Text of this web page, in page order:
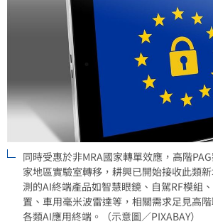
同時受惠於非MRA國家轉單效應，高階
家地區實驗室轉移，耕興已開始接收此類
測的AI終端產品如智慧眼鏡、自駕RF模組
置、車用毫米波雷達等，相關需求足見高
各類AI應用終端。（示意圖／PIXABAY）